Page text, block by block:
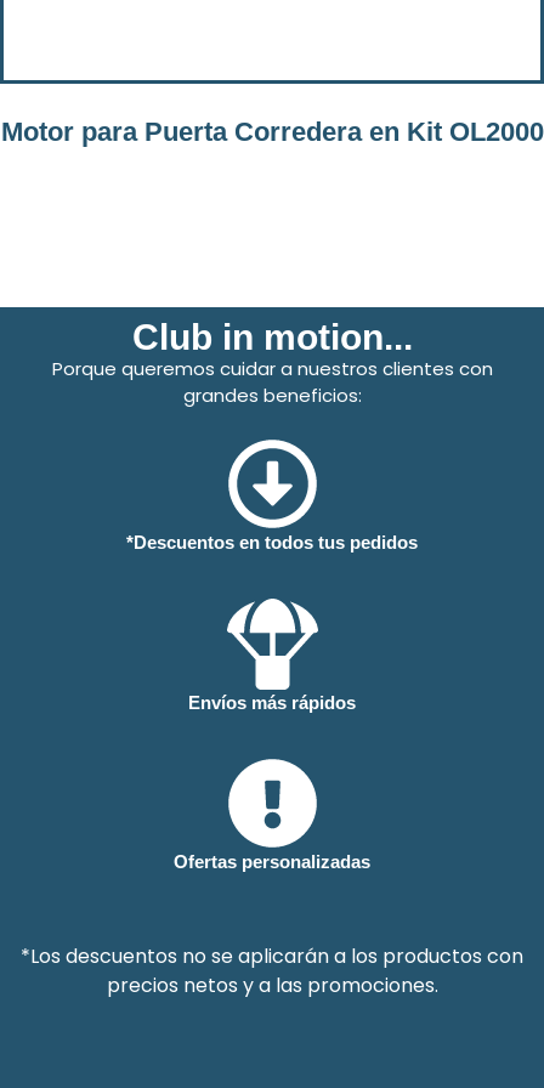
Motor para Puerta Corredera en Kit OL2000
Club in motion...
Porque queremos cuidar a nuestros clientes con
grandes beneficios:
*Descuentos en todos tus pedidos
Envíos más rápidos
Ofertas personalizadas
*Los descuentos no se aplicarán a los productos con
precios netos y a las promociones.